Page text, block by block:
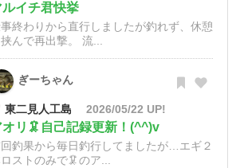
ルイチ君快挙
終わりから直行しましたが釣れず、休憩
挟んで再出撃。 流...
ぎーちゃん
東二見人工島 2026/05/22 UP!
オリ🦑自己記録更新！(^^)v
釣果から毎日釣行してましたが…エギ２
ストのみで🦑のア...